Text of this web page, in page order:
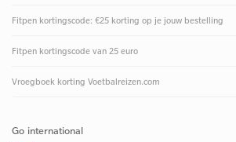
Fitpen kortingscode: €25 korting op je jouw bestelling
Fitpen kortingscode van 25 euro
Vroegboek korting Voetbalreizen.com
Go international